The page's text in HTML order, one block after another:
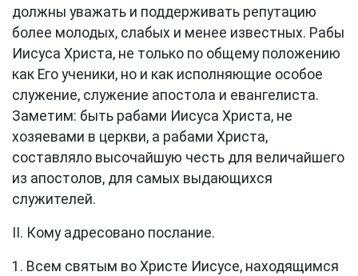
должны уважать и поддерживать репутацию
более молодых, слабых и менее известных. Рабы
Иисуса Христа, не только по общему положению
как Его ученики, но и как исполняющие особое
служение, служение апостола и евангелиста.
Заметим: быть рабами Иисуса Христа, не
хозяевами в церкви, а рабами Христа,
составляло высочайшую честь для величайшего
из апостолов, для самых выдающихся
служителей.
II. Кому адресовано послание.
1. Всем святым во Христе Иисусе, находящимся